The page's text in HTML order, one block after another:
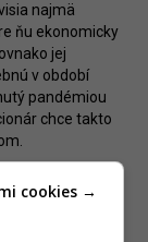
najmä
ňu ekonomicky
jej
v období
pandémiou
chce takto
Prostredie,
a príprava
cookies →